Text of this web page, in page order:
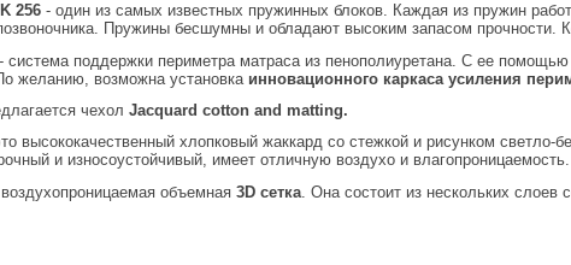
256- один из самых известных пружинных блоков. Каждая из пружин
Пружины бесшумны и обладают высоким запасом
- система поддержки периметра матраса из пенополиуретана. С ее
желанию, возможна установка инновационного каркаса усиления
чехол Jacquard cotton and matting.
высококачественный хлопковый жаккард со стежкой и рисунком светло-
и износоустойчивый, имеет отличную воздухо и влагопроницаемость.
объемная 3D сетка. Она состоит из нескольких слоев